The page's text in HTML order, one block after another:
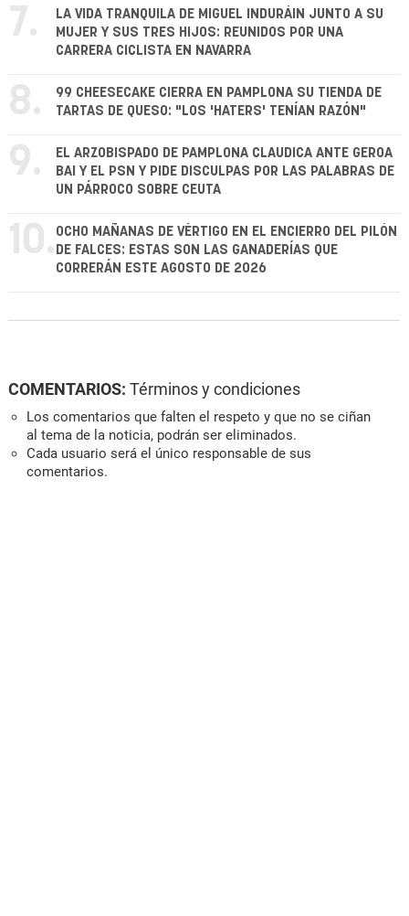
7.
LA VIDA TRANQUILA DE MIGUEL INDURÁIN JUNTO A SU
MUJER Y SUS TRES HIJOS: REUNIDOS POR UNA
CARRERA CICLISTA EN NAVARRA
8.
99 CHEESECAKE CIERRA EN PAMPLONA SU TIENDA DE
TARTAS DE QUESO: "LOS 'HATERS' TENÍAN RAZÓN"
9.
EL ARZOBISPADO DE PAMPLONA CLAUDICA ANTE GEROA
BAI Y EL PSN Y PIDE DISCULPAS POR LAS PALABRAS DE
UN PÁRROCO SOBRE CEUTA
10. OCHO MAÑANAS DE VÉRTIGO EN EL ENCIERRO DEL PILÓN
DE FALCES: ESTAS SON LAS GANADERÍAS QUE
CORRERÁN ESTE AGOSTO DE 2026
COMENTARIOS: Términos y condiciones
Los comentarios que falten el respeto y que no se ciñan
al tema de la noticia, podrán ser eliminados.
Cada usuario será el único responsable de sus
comentarios.